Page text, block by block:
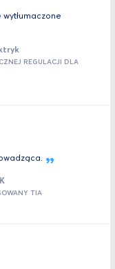
REGULACJI DLA
TIA